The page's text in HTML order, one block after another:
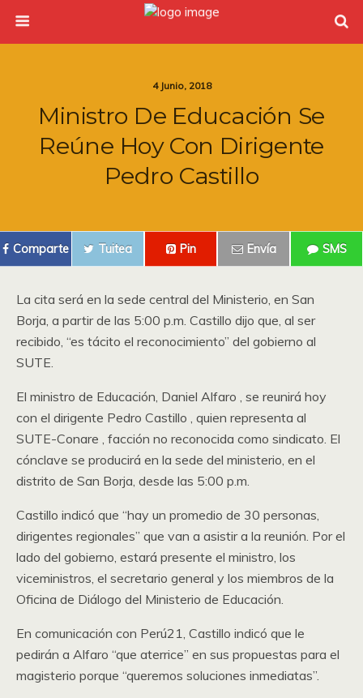
4 Junio, 2018
Ministro De Educación Se
Reúne Hoy Con Dirigente
Pedro Castillo
Comparte Tuitea Pin Envía SMS
La cita será en la sede central del Ministerio, en San
Borja, a partir de las 5:00 p.m. Castillo dijo que, al ser
recibido, “es tácito el reconocimiento” del gobierno al
SUTE.
El ministro de Educación, Daniel Alfaro , se reunirá hoy
con el dirigente Pedro Castillo , quien representa al
SUTE-Conare , facción no reconocida como sindicato. El
cónclave se producirá en la sede del ministerio, en el
distrito de San Borja, desde las 5:00 p.m.
Castillo indicó que “hay un promedio de 30 personas,
dirigentes regionales” que van a asistir a la reunión. Por el
lado del gobierno, estará presente el ministro, los
viceministros, el secretario general y los miembros de la
Oficina de Diálogo del Ministerio de Educación.
En comunicación con Perú21, Castillo indicó que le
pedirán a Alfaro “que aterrice” en sus propuestas para el
magisterio porque “queremos soluciones inmediatas”.